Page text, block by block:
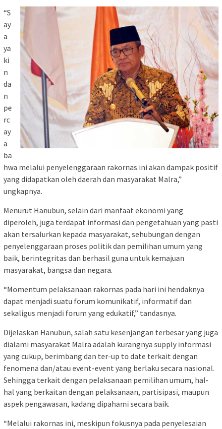
“S
ay
a
ya
ki
n
da
n
pe
rc
ay
a
ba
hwa melalui penyelenggaraan rakornas ini akan dampak positif
yang didapatkan oleh daerah dan masyarakat Malra,”
ungkapnya.
Menurut Hanubun, selain dari manfaat ekonomi yang
diperoleh, juga terdapat informasi dan pengetahuan yang pasti
akan tersalurkan kepada masyarakat, sehubungan dengan
penyelenggaraan proses politik dan pemilihan umum yang
baik, berintegritas dan berhasil guna untuk kemajuan
masyarakat, bangsa dan negara.
“Momentum pelaksanaan rakornas pada hari ini hendaknya
dapat menjadi suatu forum komunikatif, informatif dan
sekaligus menjadi forum yang edukatif,” tandasnya.
Dijelaskan Hanubun, salah satu kesenjangan terbesar yang juga
dialami masyarakat Malra adalah kurangnya supply informasi
yang cukup, berimbang dan ter-up to date terkait dengan
fenomena dan/atau event-event yang berlaku secara nasional.
Sehingga terkait dengan pelaksanaan pemilihan umum, hal-
hal yang berkaitan dengan pelaksanaan, partisipasi, maupun
aspek pengawasan, kadang dipahami secara baik.
“Melalui rakornas ini, meskipun fokusnya pada penyelesaian